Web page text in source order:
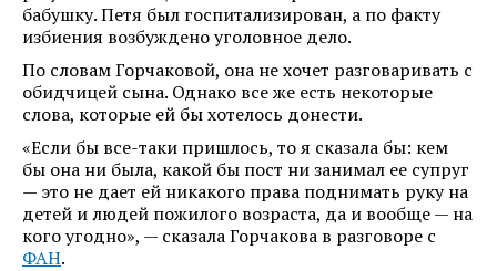
бабушку. Петя был госпитализирован, а по факту
избиения возбуждено уголовное дело.
По словам Горчаковой, она не хочет разговаривать с
обидчицей сына. Однако все же есть некоторые
слова, которые ей бы хотелось донести.
«Если бы все-таки пришлось, то я сказала бы: кем
бы она ни была, какой бы пост ни занимал ее супруг
— это не дает ей никакого права поднимать руку на
детей и людей пожилого возраста, да и вообще — на
кого угодно», — сказала Горчакова в разговоре с
ФАН.